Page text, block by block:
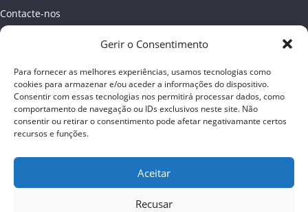
Gerir o Consentimento
Para fornecer as melhores experiências, usamos tecnologias como
cookies para armazenar e/ou aceder a informações do dispositivo.
Consentir com essas tecnologias nos permitirá processar dados, como
comportamento de navegação ou IDs exclusivos neste site. Não
consentir ou retirar o consentimento pode afetar negativamante certos
recursos e funções.
Aceitar
Recusar
Contacte-nos
Newsletter
Publicidade